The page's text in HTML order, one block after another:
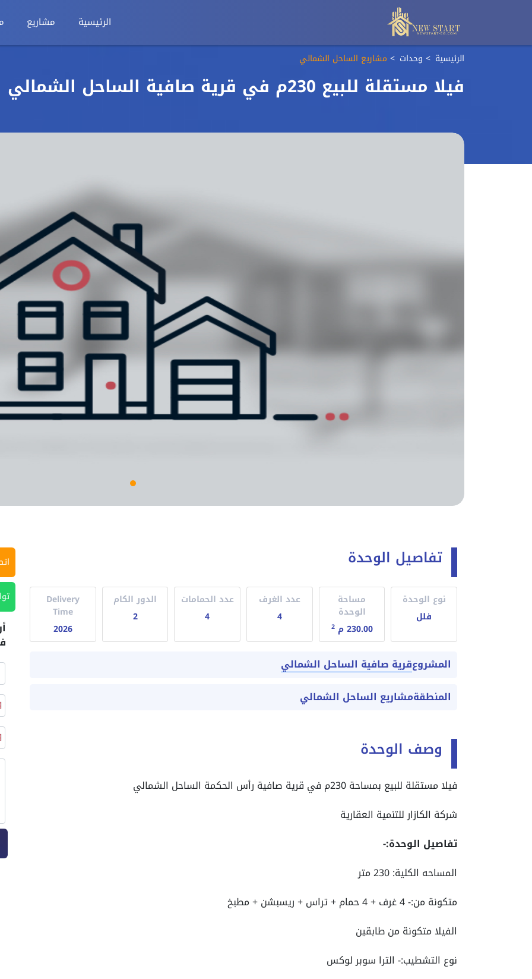
الرئيسية مشاريع
الرئيسية وحدات مشاريع الساحل الشمالي
فيلا مستقلة للبيع 230م في قرية صافية الساحل الشمالي
تفاصيل الوحدة
نوع الوحدة
فلل
مساحة
الوحدة
230.00 م
2
عدد الغرف
4
عدد الحمامات
4
الدور الكام
2
Delivery
Time
2026
المشروعقرية صافية الساحل الشمالي
المنطقةمشاريع الساحل الشمالي
وصف الوحدة
فيلا مستقلة للبيع بمساحة 230م في قرية صافية رأس الحكمة الساحل الشمالي
شركة الكازار للتنمية العقارية
تفاصيل الوحدة:-
المساحه الكلية: 230 متر
متكونة من:- 4 غرف + 4 حمام + تراس + ريسبشن + مطبخ
الفيلا متكونة من طابقين
نوع التشطيب:- الترا سوبر لوكس